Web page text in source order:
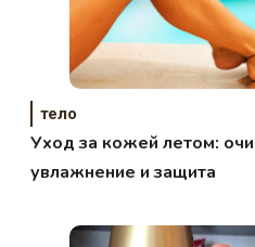
тело
Уход за кожей летом:
увлажнение и защита